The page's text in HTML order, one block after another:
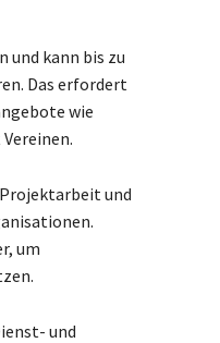
und kann bis zu
Das erfordert
wie
und
um
und